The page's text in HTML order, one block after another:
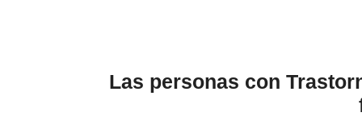
Las personas con